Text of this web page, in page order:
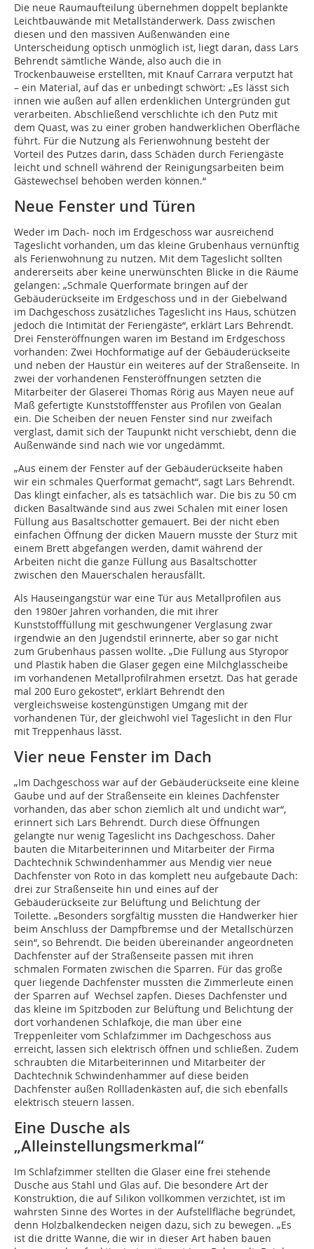
Die neue Raumaufteilung übernehmen doppelt beplankte
Leichtbauwände mit Metallständerwerk. Dass zwischen
diesen und den massiven Außenwänden eine
Unterscheidung optisch unmöglich ist, liegt daran, dass Lars
Behrendt sämtliche Wände, also auch die in
Trockenbauweise erstellten, mit Knauf Carrara verputzt hat
– ein Material, auf das er unbedingt schwört: „Es lässt sich
innen wie außen auf allen erdenklichen Untergründen gut
verarbeiten. Abschließend verschlichte ich den Putz mit
dem Quast, was zu einer groben handwerklichen Oberfläche
führt. Für die Nutzung als Ferienwohnung besteht der
Vorteil des Putzes darin, dass Schäden durch Feriengäste
leicht und schnell während der Reinigungsarbeiten beim
Gästewechsel behoben werden können.“
Neue Fenster und Türen
Weder im Dach- noch im Erdgeschoss war ausreichend
Tageslicht vorhanden, um das kleine Grubenhaus vernünftig
als Ferienwohnung zu nutzen. Mit dem Tageslicht sollten
andererseits aber keine unerwünschten Blicke in die Räume
gelangen: „Schmale Querformate bringen auf der
Gebäuderückseite im Erdgeschoss und in der Giebelwand
im Dachgeschoss zusätzliches Tageslicht ins Haus, schützen
jedoch die Intimität der Feriengäste“, erklärt Lars Behrendt.
Drei Fensteröffnungen waren im Bestand im Erdgeschoss
vorhanden: Zwei Hochformatige auf der Gebäuderückseite
und neben der Haustür ein weiteres auf der Straßenseite. In
zwei der vorhandenen Fensteröffnungen setzten die
Mitarbeiter der Glaserei Thomas Rörig aus Mayen neue auf
Maß gefertigte Kunststofffenster aus Profilen von Gealan
ein. Die Scheiben der neuen Fenster sind nur zweifach
verglast, damit sich der Taupunkt nicht verschiebt, denn die
Außenwände sind nach wie vor ungedämmt.
„Aus einem der Fenster auf der Gebäuderückseite haben
wir ein schmales Querformat gemacht“, sagt Lars Behrendt.
Das klingt einfacher, als es tatsächlich war. Die bis zu 50 cm
dicken Basaltwände sind aus zwei Schalen mit einer losen
Füllung aus Basaltschotter gemauert. Bei der nicht eben
einfachen Öffnung der dicken Mauern musste der Sturz mit
einem Brett abgefangen werden, damit während der
Arbeiten nicht die ganze Füllung aus Basaltschotter
zwischen den Mauerschalen herausfällt.
Als Hauseingangstür war eine Tür aus Metallprofilen aus
den 1980er Jahren vorhanden, die mit ihrer
Kunststofffüllung mit geschwungener Verglasung zwar
irgendwie an den Jugendstil erinnerte, aber so gar nicht
zum Grubenhaus passen wollte. „Die Füllung aus Styropor
und Plastik haben die Glaser gegen eine Milchglasscheibe
im vorhandenen Metallprofilrahmen ersetzt. Das hat gerade
mal 200 Euro gekostet“, erklärt Behrendt den
vergleichsweise kostengünstigen Umgang mit der
vorhandenen Tür, der gleichwohl viel Tageslicht in den Flur
mit Treppenhaus lässt.
Vier neue Fenster im Dach
„Im Dachgeschoss war auf der Gebäuderückseite eine kleine
Gaube und auf der Straßenseite ein kleines Dachfenster
vorhanden, das aber schon ziemlich alt und undicht war“,
erinnert sich Lars Behrendt. Durch diese Öffnungen
gelangte nur wenig Tageslicht ins Dachgeschoss. Daher
bauten die Mitarbeiterinnen und Mitarbeiter der Firma
Dachtechnik Schwindenhammer aus Mendig vier neue
Dachfenster von Roto in das komplett neu aufgebaute Dach:
drei zur Straßenseite hin und eines auf der
Gebäuderückseite zur Belüftung und Belichtung der
Toilette. „Besonders sorgfältig mussten die Handwerker hier
beim Anschluss der Dampfbremse und der Metallschürzen
sein“, so Behrendt. Die beiden übereinander angeordneten
Dachfenster auf der Straßenseite passen mit ihren
schmalen Formaten zwischen die Sparren. Für das große
quer liegende Dachfenster mussten die Zimmerleute einen
der Sparren auf Wechsel zapfen. Dieses Dachfenster und
das kleine im Spitzboden zur Belüftung und Belichtung der
dort vorhandenen Schlaf­koje, die man über eine
Treppenleiter vom Schlafzimmer im Dachgeschoss aus
erreicht, lassen sich elektrisch öffnen und schließen. Zudem
schraubten die Mitarbeiterinnen und Mitarbeiter der
Dachtechnik Schwindenhammer auf diese beiden
Dachfenster außen Rollladenkästen auf, die sich ebenfalls
elektrisch steuern lassen.
Eine Dusche als
„Alleinstellungsmerkmal“
Im Schlafzimmer stellten die Glaser eine frei stehende
Dusche aus Stahl und Glas auf. Die besondere Art der
Konstruktion, die auf Silikon vollkommen verzichtet, ist im
wahrsten Sinne des Wortes in der Aufstellfläche begründet,
denn Holzbalkendecken neigen dazu, sich zu bewegen. „Es
ist die dritte Wanne, die wir in dieser Art haben bauen